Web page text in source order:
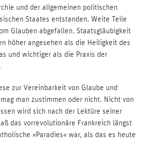
und der allgemeinen politischen
Staates entstanden. Weite Teile
Glauben abgefallen. Staatsgläubigkeit
höher angesehen als die Heiligkeit des
und wichtiger als die Praxis der
zur Vereinbarkeit von Glaube und
man zustimmen oder nicht. Nicht von
wird sich nach der Lektüre seiner
das vorrevolutionäre Frankreich längst
»Paradies« war, als das es heute